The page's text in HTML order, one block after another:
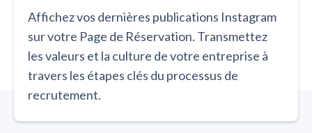
Affichez vos dernières publications Instagram
sur votre Page de Réservation. Transmettez
les valeurs et la culture de votre entreprise à
travers les étapes clés du processus de
recrutement.